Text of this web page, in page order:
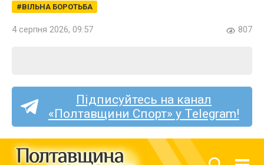
ВІЛЬНА БОРОТЬБА
4 серпня 2026, 09:57 807
Підписуйтесь на канал
«Полтавщини Спорт» у Telegram!